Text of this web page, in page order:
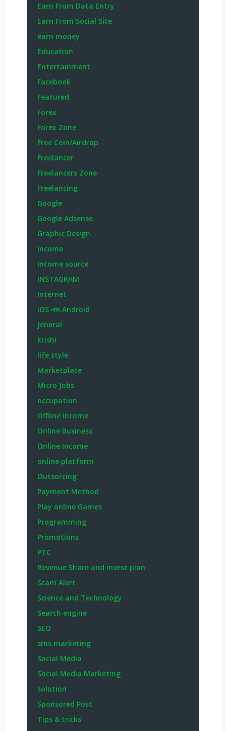
Earn From Data Entry
Earn From Social Site
earn money
Education
Entertainment
Facebook
Featured
Forex
Forex Zone
Free Coin/Airdrop
Freelancer
Freelancers Zone
Freelancing
Google
Google Adsense
Graphic Design
income
income source
INSTAGRAM
Internet
iOS এবং Android
Jeneral
krishi
life style
Marketplace
Micro Jobs
occupation
Offline income
Online Business
Online Income
online platform
Outsorcing
Payment Method
Play online Games
Programming
Promotions
PTC
Revenue Share and invest plan
Scam Alert
Science and Technology
Search engine
SEO
sms marketing
Social Media
Social Media Marketing
solution
Sponsored Post
Tips & tricks